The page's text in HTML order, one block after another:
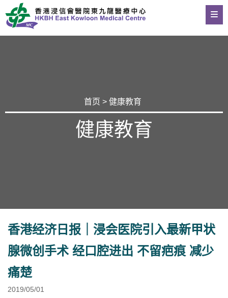
首页 > 健康教育
健康教育
香港经济日报｜浸会医院引入最新甲状
腺微创手术 经口腔进出 不留疤痕 减少
痛楚
2019/05/01